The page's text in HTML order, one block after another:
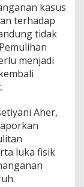
kasus
terhadap
tidak
menjadi
Aher,
luka fisik